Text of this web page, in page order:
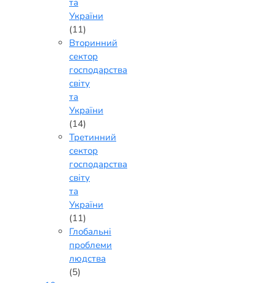
України
(11)
Вторинний
сектор
господарства
світу
та
України
(14)
Третинний
сектор
господарства
світу
та
України
(11)
Глобальні
проблеми
людства
(5)